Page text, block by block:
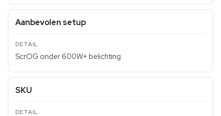
Aanbevolen setup
ScrOG onder 600W+ belichting
SKU